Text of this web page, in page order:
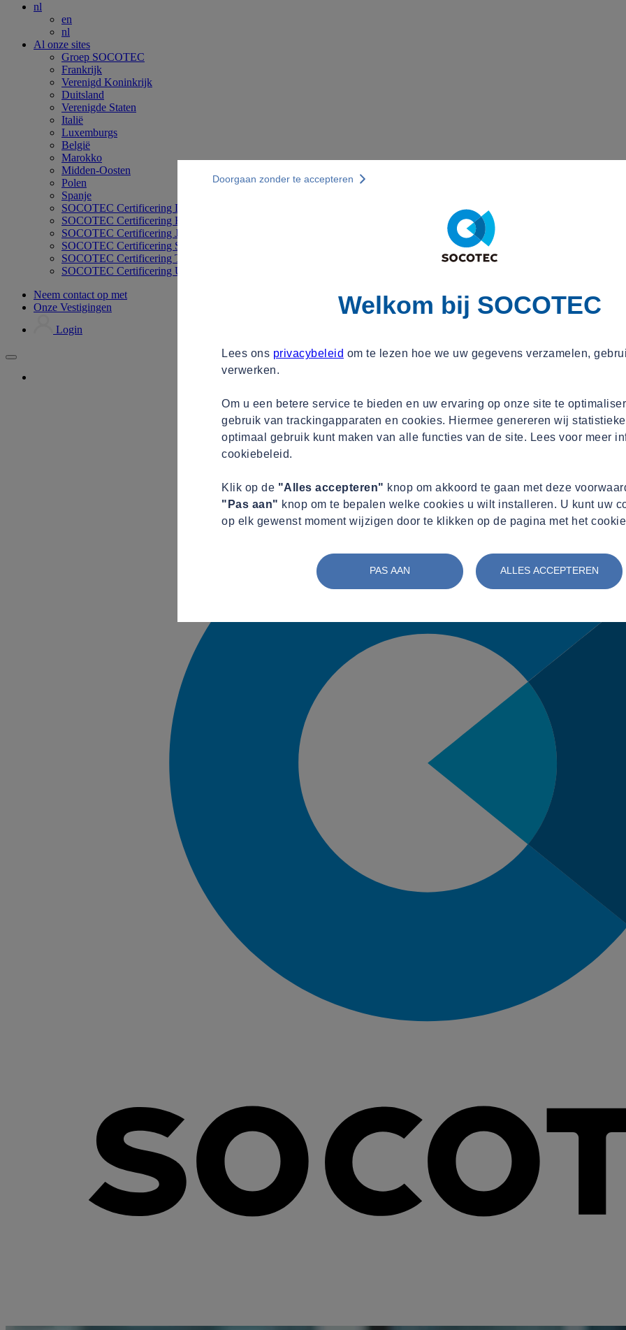
nl
en
nl
Al onze sites
Groep SOCOTEC
Frankrijk
Verenigd Koninkrijk
Duitsland
Verenigde Staten
Italië
Luxemburgs
België
Marokko
Midden-Oosten
Polen
Spanje
SOCOTEC Certificering Duitsland
SOCOTEC Certificering Filipijnen
SOCOTEC Certificering Japan
SOCOTEC Certificering Singapore
SOCOTEC Certificering Thailand
SOCOTEC Certificering UK
Neem contact op met
Onze Vestigingen
Login
Welkom bij SOCOTEC
Lees ons privacybeleid om te lezen hoe we uw gegevens verzamelen,
verwerken.
Om u een betere service te bieden en uw ervaring op onze site te
gebruik van trackingapparaten en cookies. Hiermee genereren wij
optimaal gebruik kunt maken van alle functies van de site. Lees voor meer
cookiebeleid.
Klik op de "Alles accepteren" knop om akkoord te gaan met deze
"Pas aan" knop om te bepalen welke cookies u wilt installeren. U kunt uw
op elk gewenst moment wijzigen door te klikken op de pagina met het
PAS AAN ALLES ACCEPTEREN
Doorgaan zonder te accepteren